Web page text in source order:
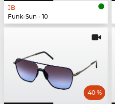
JB
Funk-Sun - 10
40 %